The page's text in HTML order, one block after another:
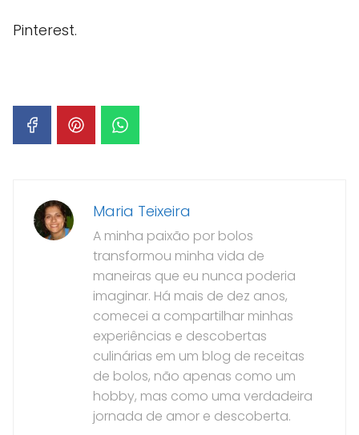
Pinterest.
Maria Teixeira
A minha paixão por bolos
transformou minha vida de
maneiras que eu nunca poderia
imaginar. Há mais de dez anos,
comecei a compartilhar minhas
experiências e descobertas
culinárias em um blog de receitas
de bolos, não apenas como um
hobby, mas como uma verdadeira
jornada de amor e descoberta.